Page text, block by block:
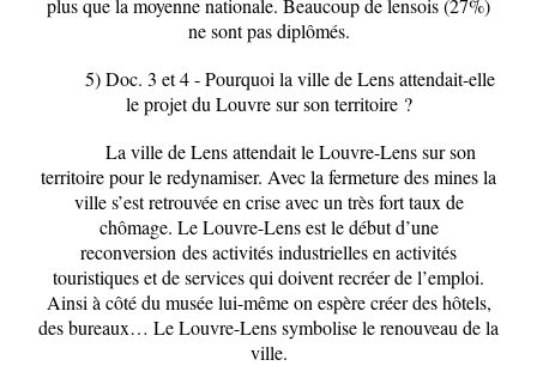
plus que la moyenne nationale. Beaucoup de lensois (27%)
ne sont pas diplômés.
5)Doc. 3 et 4 -Pourquoi la ville de Lens attendait-elle
le projet du Louvre sur son territoire ?
La ville de Lens attendait le Louvre-Lens sur son
territoire pour le redynamiser. Avec la fermeture des mines la
ville s’est retrouvée en crise avec un très fort taux de
chômage. Le Louvre-Lens est le début d’une
reconversion des activités industrielles en activités
touristiques et de services qui doivent recréer de l’emploi.
Ainsi à côté du musée lui-même on espère créer des hôtels,
des bureaux… Le Louvre-Lens symbolise le renouveau de la
ville.